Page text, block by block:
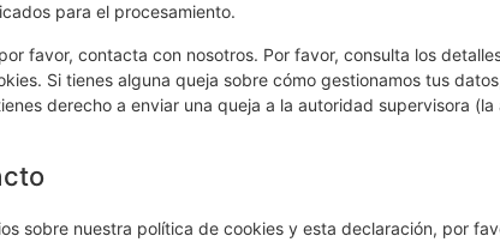
para el procesamiento.
favor, contacta con nosotros. Por favor, consulta los
Si tienes alguna queja sobre cómo gestionamos tus
derecho a enviar una queja a la autoridad supervisora
sobre nuestra política de cookies y esta declaración, por